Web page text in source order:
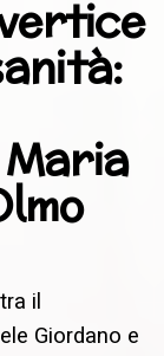
Maria
il
Giordano e